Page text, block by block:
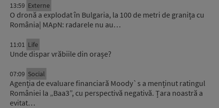
13:59 Externe
O dronă a explodat în Bulgaria, la 100 de metri de granița cu
România| MApN: radarele nu au…
11:01 Life
Unde dispar vrăbiile din orașe?
07:09 Social
Agenția de evaluare financiară Moody`s a menținut ratingul
României la „Baa3”, cu perspectivă negativă. Țara noastră a
evitat…